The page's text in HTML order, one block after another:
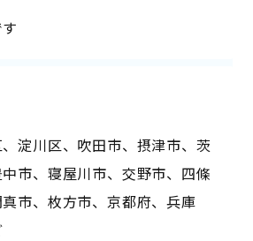
淀川区、吹田市、摂津市、茨
市、寝屋川市、交野市、四條
市、枚方市、京都府、兵庫